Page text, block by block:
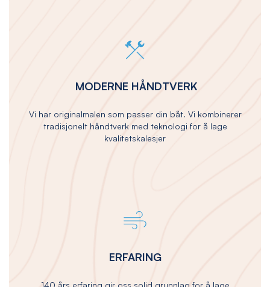
MODERNE HÅNDTVERK
Vi har originalmalen som passer din båt. Vi kombinerer
tradisjonelt håndtverk med teknologi for å lage
kvalitetskalesjer
ERFARING
140 års erfaring gir oss solid grunnlag for å lage